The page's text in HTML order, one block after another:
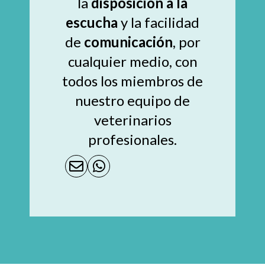
escucha y la facilidad
de comunicación, por
cualquier medio, con
todos los miembros de
nuestro equipo de
veterinarios
profesionales.